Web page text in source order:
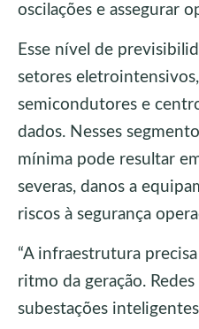
oscilações e assegurar
Esse nível de
setores
semicondutores e
dados. Nesses
mínima pode resultar
severas, danos a
riscos à segurança
“A infraestrutura
ritmo da geração.
subestações